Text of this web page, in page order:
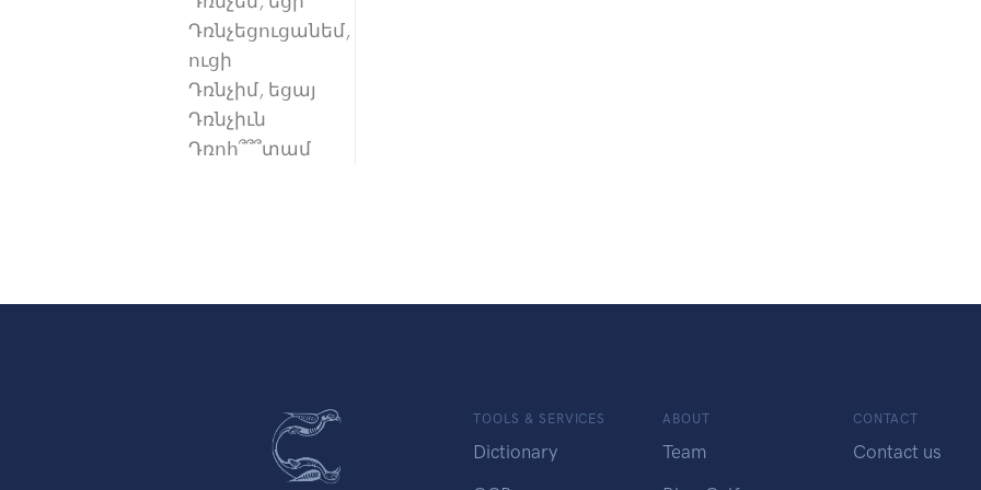
Դռնչեցուցանեմ,
ուցի
Դռնչիմ, եցայ
Դռնչիւն
Դռոհ՞՞՞տամ
TOOLS & SERVICES
Dictionary
ABOUT
Team
CONTACT
Contact us